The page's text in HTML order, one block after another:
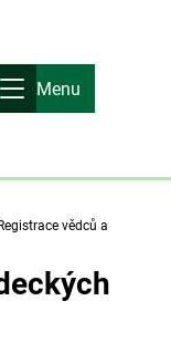
Menu
Registrace vědců a